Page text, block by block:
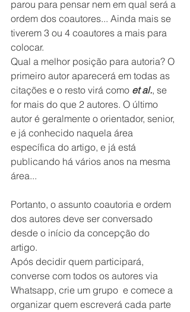
parou para pensar nem em qual será a
ordem dos coautores... Ainda mais se
tiverem 3 ou 4 coautores a mais para
colocar.
Qual a melhor posição para autoria? O
primeiro autor aparecerá em todas as
citações e o resto virá como et al., se
for mais do que 2 autores. O último
autor é geralmente o orientador, senior,
e já conhecido naquela área
específica do artigo, e já está
publicando há vários anos na mesma
área...
Portanto, o assunto coautoria e ordem
dos autores deve ser conversado
desde o início da concepção do
artigo.
Após decidir quem participará,
converse com todos os autores via
Whatsapp, crie um grupo  e comece a
organizar quem escreverá cada parte